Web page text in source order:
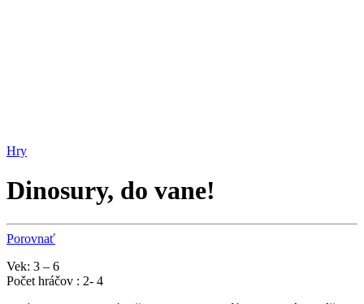
Hry
Dinosury, do vane!
Porovnať
Vek: 3 – 6
Počet hráčov : 2- 4